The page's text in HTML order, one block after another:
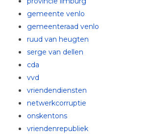
gemeente venlo
gemeenteraad venlo
ruud van heugten
serge van dellen
cda
vvd
vriendendiensten
netwerkcorruptie
onskentons
vriendenrepubliek